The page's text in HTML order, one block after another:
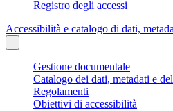
Registro degli accessi
Accessibilità e catalogo di dati,
Gestione documentale
Catalogo dei dati, metadati e
Regolamenti
Obiettivi di accessibilità